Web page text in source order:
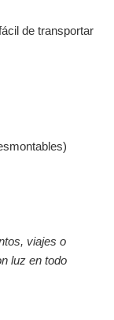
de transportar
viajes o
luz en todo